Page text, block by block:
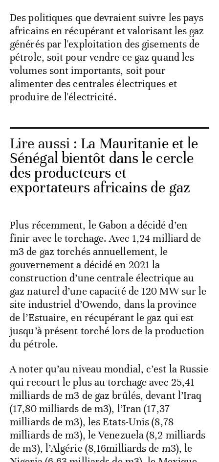
Des politiques que devraient suivre les pays
africains en récupérant et valorisant les gaz
générés par l'exploitation des gisements de
pétrole, soit pour vendre ce gaz quand les
volumes sont importants, soit pour
alimenter des centrales électriques et
produire de l'électricité.
Lire aussi : La Mauritanie et le
Sénégal bientôt dans le cercle
des producteurs et
exportateurs africains de gaz
Plus récemment, le Gabon a décidé d’en
finir avec le torchage. Avec 1,24 milliard de
m3 de gaz torchés annuellement, le
gouvernement a décidé en 2021 la
construction d’une centrale électrique au
gaz naturel d’une capacité de 120 MW sur le
site industriel d’Owendo, dans la province
de l’Estuaire, en récupérant le gaz qui est
jusqu’à présent torché lors de la production
du pétrole.
A noter qu’au niveau mondial, c’est la Russie
qui recourt le plus au torchage avec 25,41
milliards de m3 de gaz brûlés, devant l’Iraq
(17,80 milliards de m3), l’Iran (17,37
milliards de m3), les Etats-Unis (8,78
milliards de m3), le Venezuela (8,2 milliards
de m3), l’Algérie (8,16milliards de m3), le